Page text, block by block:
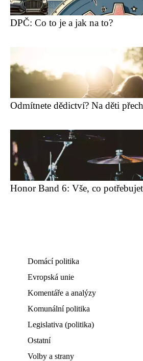
DPČ: Co to je a jak na to?
Odmítnete dědictví? Na děti
Honor Band 6: Vše, co
Domácí politika
Evropská unie
Komentáře a analýzy
Komunální politika
Legislativa (politika)
Ostatní
Volby a strany